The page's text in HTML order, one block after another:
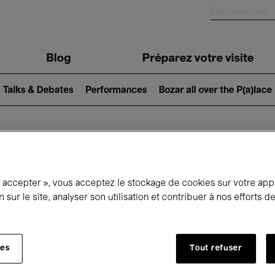
Blog Préparez votre visite
Talks & Debates Performances Bozar all over the P(a)lace
se passe à
accepter », vous acceptez le stockage de cookies sur votre
sur le site, analyser son utilisation et contribuer à nos efforts
Tout refuser